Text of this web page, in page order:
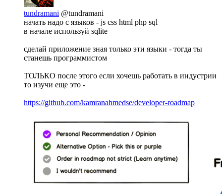
tundramani @tundramani
начать надо с языков - js css html php sql
в начале используй sqlite
сделай приложение зная только эти языки - тогда ты
станешь программистом
ТОЛЬКО после этого если хочешь работать в индустрии
то изучи еще это -
https://github.com/kamranahmedse/developer-roadmap